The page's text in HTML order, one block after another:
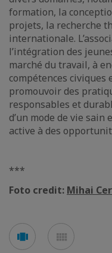
formation, la
projets, la recherche
internationale.
l’intégration des
marché du travail, à
compétences civiques
promouvoir des
responsables et
d’un mode de vie
active à des
***
Foto credit: Mihai
Voir
en
en